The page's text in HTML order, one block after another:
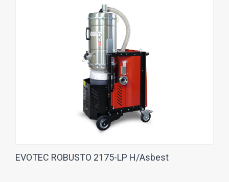
EVOTEC ROBUSTO 2175-LP H/Asbest